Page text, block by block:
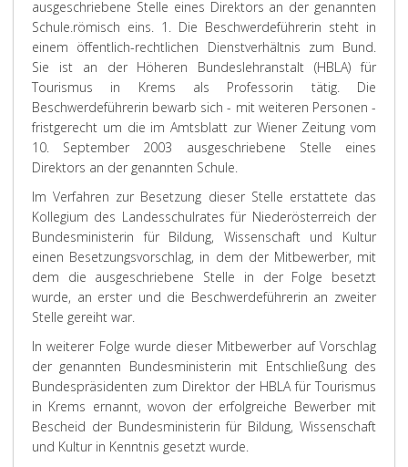
ausgeschriebene Stelle eines Direktors an der genannten
Schule.römisch eins. 1. Die Beschwerdeführerin steht in
einem öffentlich-rechtlichen Dienstverhältnis zum Bund.
Sie ist an der Höheren Bundeslehranstalt (HBLA) für
Tourismus in Krems als Professorin tätig. Die
Beschwerdeführerin bewarb sich - mit weiteren Personen -
fristgerecht um die im Amtsblatt zur Wiener Zeitung vom
10. September 2003 ausgeschriebene Stelle eines
Direktors an der genannten Schule.
Im Verfahren zur Besetzung dieser Stelle erstattete das
Kollegium des Landesschulrates für Niederösterreich der
Bundesministerin für Bildung, Wissenschaft und Kultur
einen Besetzungsvorschlag, in dem der Mitbewerber, mit
dem die ausgeschriebene Stelle in der Folge besetzt
wurde, an erster und die Beschwerdeführerin an zweiter
Stelle gereiht war.
In weiterer Folge wurde dieser Mitbewerber auf Vorschlag
der genannten Bundesministerin mit Entschließung des
Bundespräsidenten zum Direktor der HBLA für Tourismus
in Krems ernannt, wovon der erfolgreiche Bewerber mit
Bescheid der Bundesministerin für Bildung, Wissenschaft
und Kultur in Kenntnis gesetzt wurde.